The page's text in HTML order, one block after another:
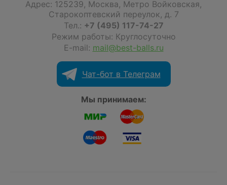
Адрес: 125239, Москва, Метро Войковская,
Старокоптевский переулок, д. 7
Тел.: +7 (495) 117-74-27
Режим работы: Круглосуточно
E-mail: mail@best-balls.ru
Чат-бот в Телеграм
Мы принимаем: